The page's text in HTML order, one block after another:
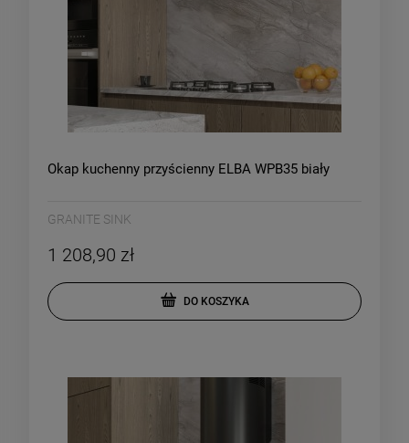
Okap kuchenny przyścienny ELBA WPB35 biały
GRANITE SINK
1 208,90 zł
DO KOSZYKA